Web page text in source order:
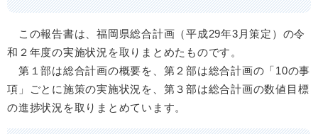
この報告書は、福岡県総合計画（平成29年3月策定）の令
和２年度の実施状況を取りまとめたものです。
第１部は総合計画の概要を、第２部は総合計画の「10の事
項」ごとに施策の実施状況を、第３部は総合計画の数値目標
の進捗状況を取りまとめています。